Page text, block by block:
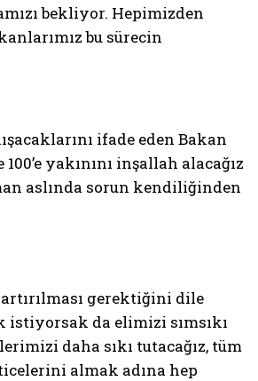
bekliyor. Hepimizden
bu sürecin
ifade eden Bakan
yakınını inşallah alacağız
aslında sorun kendiliğinden
gerektiğini dile
istiyorsak da elimizi sımsıkı
daha sıkı tutacağız, tüm
almak adına hep